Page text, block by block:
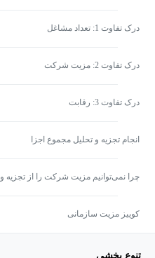
درک تفاوت 1: تعداد مشاغل
درک تفاوت 2: مزیت شرکت
درک تفاوت 3: رقابت
انجام تجزیه و تحلیل مجموع اجزا
چرا نمی‌توانیم مزیت شرکت را از تجزیه
کوییز مزیت سازمانی
تنوع بخشی